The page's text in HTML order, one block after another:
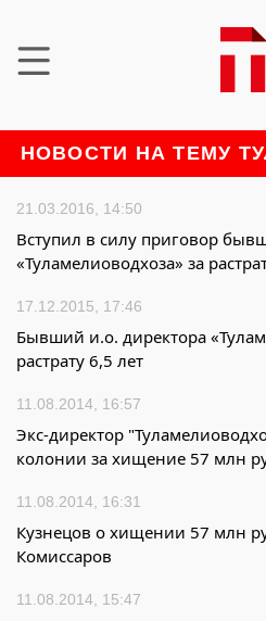
НОВОСТИ НА ТЕМУ
21.03.2016, 14:50
Вступил в силу приговор
«Туламелиоводхоза» за
17.12.2015, 17:46
Бывший и.о. директора
растрату 6,5 лет
11.08.2014, 16:57
Экс-директор
колонии за хищение 57 млн
11.08.2014, 16:31
Кузнецов о хищении 57 млн
Комиссаров
11.08.2014, 15:47